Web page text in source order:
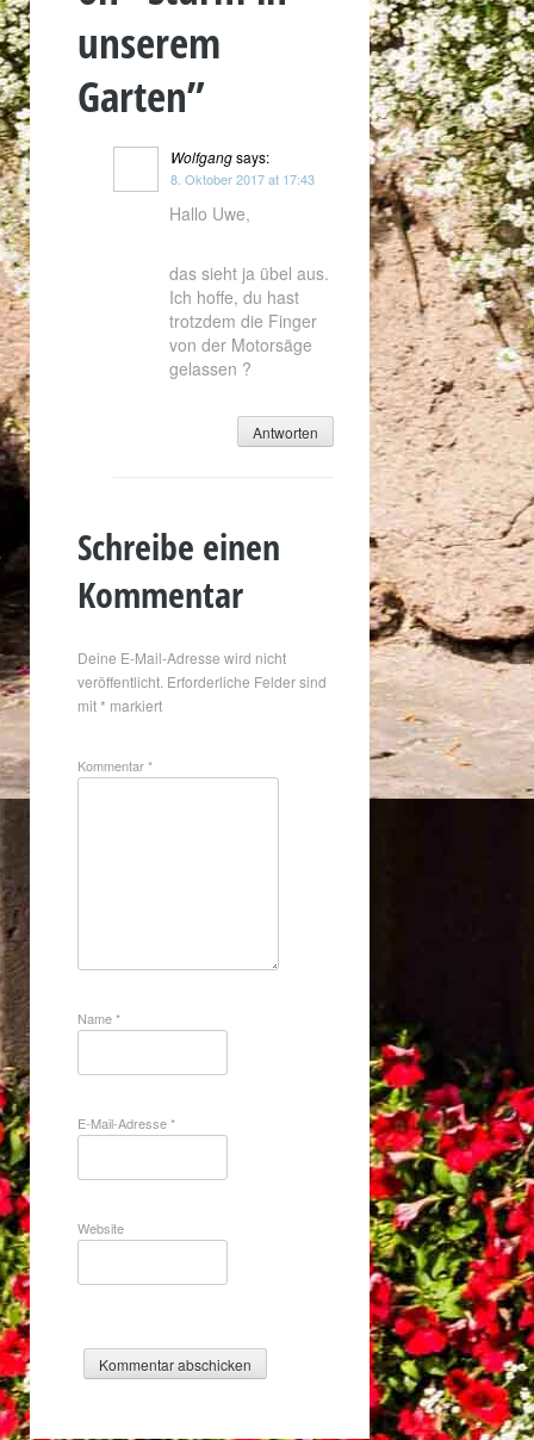
unserem
Garten”
Wolfgangsays:
8. Oktober 2017 at 17:43
Hallo Uwe,
das sieht ja übel aus.
Ich hoffe, du hast
trotzdem die Finger
von der Motorsäge
gelassen ?
Antworten
Schreibe einen
Kommentar
Deine E-Mail-Adresse wird nicht
veröffentlicht. Erforderliche Felder sind
mit* markiert
Kommentar*
Name*
E-Mail-Adresse*
Website